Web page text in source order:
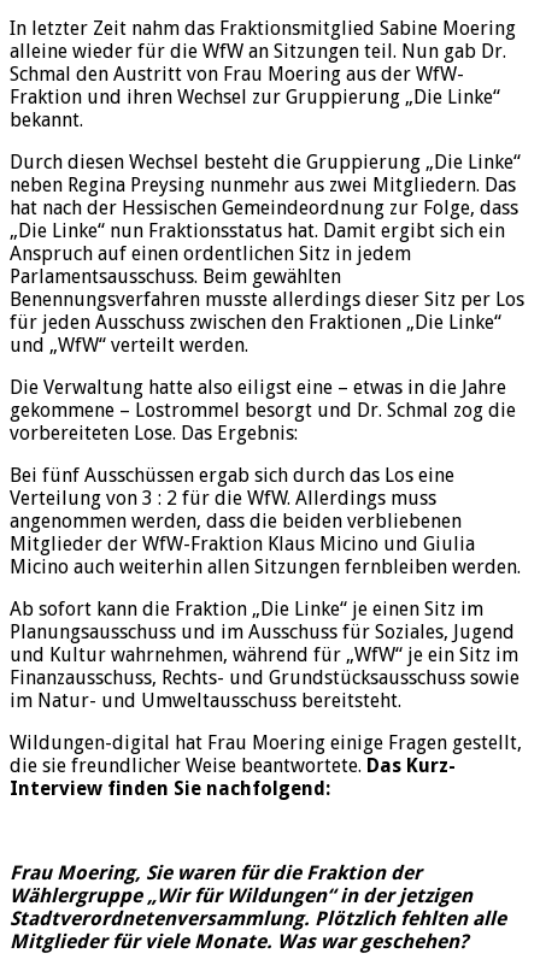
In letzter Zeit nahm das Fraktionsmitglied Sabine Moering
alleine wieder für die WfW an Sitzungen teil. Nun gab Dr.
Schmal den Austritt von Frau Moering aus der WfW-
Fraktion und ihren Wechsel zur Gruppierung „Die Linke“
bekannt.
Durch diesen Wechsel besteht die Gruppierung „Die Linke“
neben Regina Preysing nunmehr aus zwei Mitgliedern. Das
hat nach der Hessischen Gemeindeordnung zur Folge, dass
„Die Linke“ nun Fraktionsstatus hat. Damit ergibt sich ein
Anspruch auf einen ordentlichen Sitz in jedem
Parlamentsausschuss. Beim gewählten
Benennungsverfahren musste allerdings dieser Sitz per Los
für jeden Ausschuss zwischen den Fraktionen „Die Linke“
und „WfW“ verteilt werden.
Die Verwaltung hatte also eiligst eine – etwas in die Jahre
gekommene – Lostrommel besorgt und Dr. Schmal zog die
vorbereiteten Lose. Das Ergebnis:
Bei fünf Ausschüssen ergab sich durch das Los eine
Verteilung von 3 : 2 für die WfW. Allerdings muss
angenommen werden, dass die beiden verbliebenen
Mitglieder der WfW-Fraktion Klaus Micino und Giulia
Micino auch weiterhin allen Sitzungen fernbleiben werden.
Ab sofort kann die Fraktion „Die Linke“ je einen Sitz im
Planungsausschuss und im Ausschuss für Soziales, Jugend
und Kultur wahrnehmen, während für „WfW“ je ein Sitz im
Finanzausschuss, Rechts- und Grundstücksausschuss sowie
im Natur- und Umweltausschuss bereitsteht.
Wildungen-digital hat Frau Moering einige Fragen gestellt,
die sie freundlicher Weise beantwortete. Das Kurz-
Interview finden Sie nachfolgend:
Frau Moering, Sie waren für die Fraktion der
Wählergruppe „Wir für Wildungen“ in der jetzigen
Stadtverordnetenversammlung. Plötzlich fehlten alle
Mitglieder für viele Monate. Was war geschehen?